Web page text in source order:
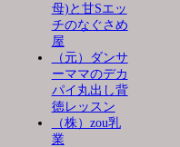
母)と甘Sエッ
チのなぐさめ
屋
（元）ダンサ
ーママのデカ
パイ丸出し背
徳レッスン
（株）zou乳
業